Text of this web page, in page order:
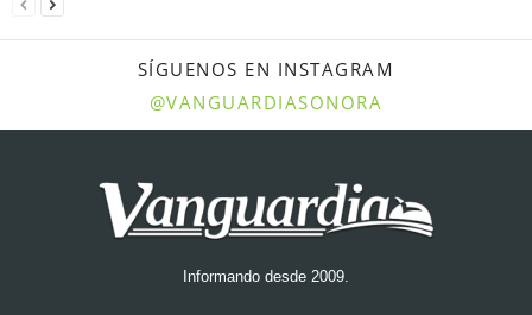
SÍGUENOS EN INSTAGRAM
@VANGUARDIASONORA
Informando desde 2009.